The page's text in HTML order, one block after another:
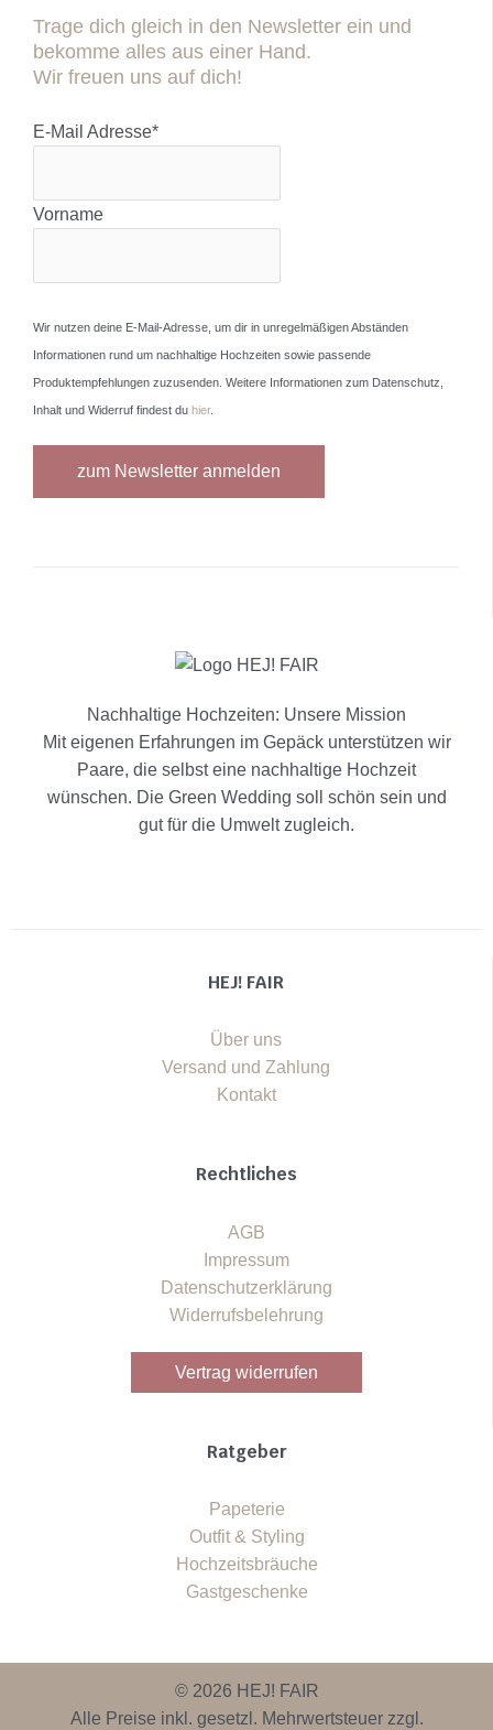
Trage dich gleich in den Newsletter ein und
bekomme alles aus einer Hand.
Wir freuen uns auf dich!
E-Mail Adresse*
Vorname
Wir nutzen deine E-Mail-Adresse, um dir in unregelmäßigen Abständen
Informationen rund um nachhaltige Hochzeiten sowie passende
Produktempfehlungen zuzusenden. Weitere Informationen zum Datenschutz,
Inhalt und Widerruf findest du hier.
Nachhaltige Hochzeiten: Unsere Mission
Mit eigenen Erfahrungen im Gepäck unterstützen wir
Paare, die selbst eine nachhaltige Hochzeit
wünschen. Die Green Wedding soll schön sein und
gut für die Umwelt zugleich.
HEJ! FAIR
Über uns
Versand und Zahlung
Kontakt
Rechtliches
AGB
Impressum
Datenschutzerklärung
Widerrufsbelehrung
Vertrag widerrufen
Ratgeber
Papeterie
Outfit & Styling
Hochzeitsbräuche
Gastgeschenke
© 2026 HEJ! FAIR
Alle Preise inkl. gesetzl. Mehrwertsteuer zzgl.